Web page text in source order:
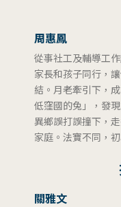
周惠鳳
從事社工及輔導工
家長和孩子同行，
結。月老牽引下，
低窪國的兔」，發
異鄉誤打誤撞下，
家庭。法寶不同，
關雅文